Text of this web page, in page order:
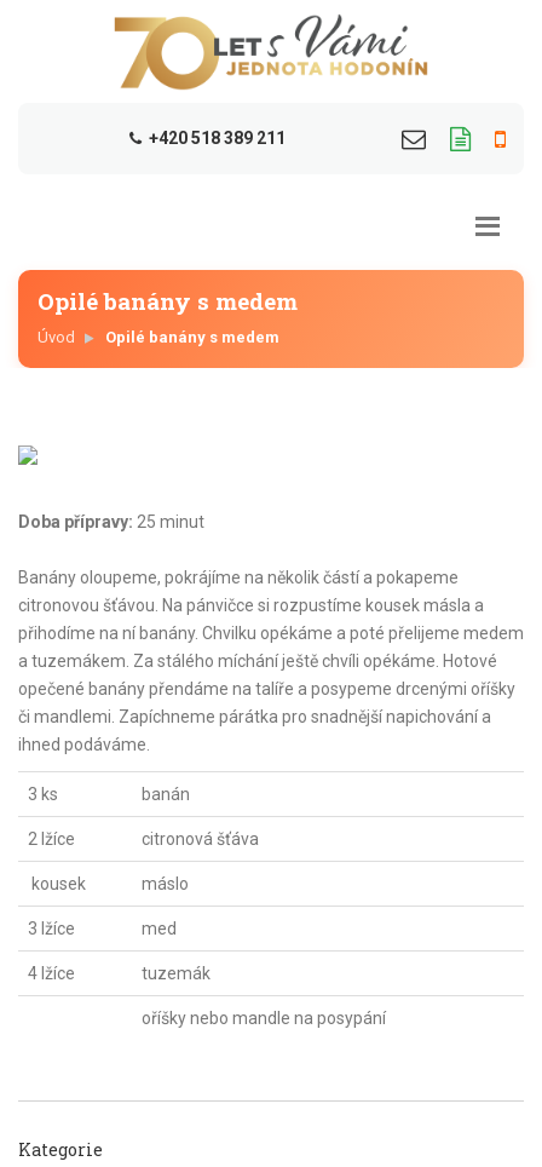
+420 518 389 211
Opilé banány s medem
Úvod Opilé banány s medem
Doba přípravy: 25 minut
Banány oloupeme, pokrájíme na několik částí a pokapeme
citronovou šťávou. Na pánvičce si rozpustíme kousek másla a
přihodíme na ní banány. Chvilku opékáme a poté přelijeme medem
a tuzemákem. Za stálého míchání ještě chvíli opékáme. Hotové
opečené banány přendáme na talíře a posypeme drcenými oříšky
či mandlemi. Zapíchneme párátka pro snadnější napichování a
ihned podáváme.
3 ks banán
2 lžíce citronová šťáva
kousek máslo
3 lžíce med
4 lžíce tuzemák
oříšky nebo mandle na posypání
Kategorie